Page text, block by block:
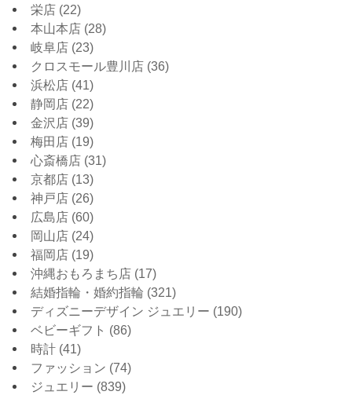
栄店 (22)
本山本店 (28)
岐阜店 (23)
クロスモール豊川店 (36)
浜松店 (41)
静岡店 (22)
金沢店 (39)
梅田店 (19)
心斎橋店 (31)
京都店 (13)
神戸店 (26)
広島店 (60)
岡山店 (24)
福岡店 (19)
沖縄おもろまち店 (17)
結婚指輪・婚約指輪 (321)
ディズニーデザイン ジュエリー (190)
ベビーギフト (86)
時計 (41)
ファッション (74)
ジュエリー (839)